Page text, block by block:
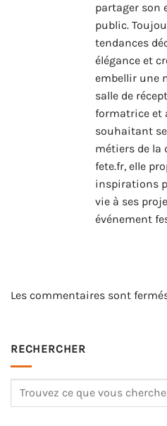
partager son
public.
tendances
élégance et
embellir une
salle de
formatrice et
souhaitant
métiers de la
fete.fr, elle
inspirations
vie à ses
événement
Les commentaires sont
RECHERCHER